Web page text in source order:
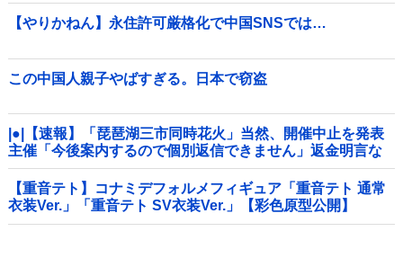
【やりかねん】永住許可厳格化で中国SNSでは…
この中国人親子やばすぎる。日本で窃盗
|●|【速報】「琵琶湖三市同時花火」当然、開催中止を発表
主催「今後案内するので個別返信できません」返金明言な
く今後ご案内で終わる
【重音テト】コナミデフォルメフィギュア「重音テト 通常
衣装Ver.」「重音テト SV衣装Ver.」【彩色原型公開】